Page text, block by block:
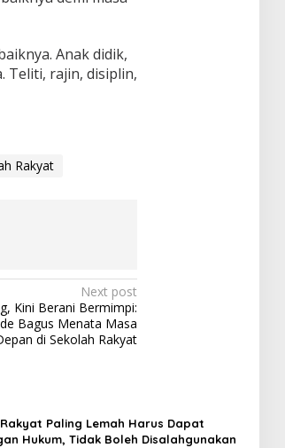
Anak didik,
Teliti, rajin, disiplin,
Rakyat
Next post
Kini Berani Bermimpi:
Bagus Menata Masa
di Sekolah Rakyat
Paling Lemah Harus Dapat
Hukum, Tidak Boleh Disalahgunakan